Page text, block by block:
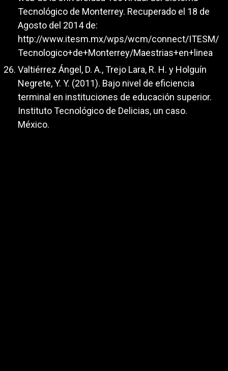
Tecnológico de Monterrey. Recuperado el 18 de
Agosto del 2014 de:
http://www.itesm.mx/wps/wcm/connect/ITESM/
Tecnologico+de+Monterrey/Maestrias+en+linea
Valtiérrez Ángel, D. A., Trejo Lara, R. H. y Holguín
Negrete, Y. Y. (2011). Bajo nivel de eficiencia
terminal en instituciones de educación superior.
Instituto Tecnológico de Delicias, un caso.
México.